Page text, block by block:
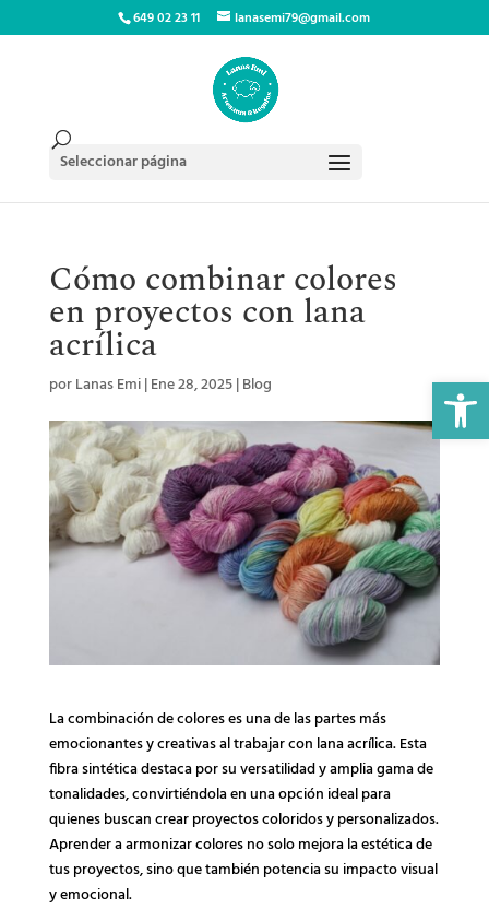
Abrir
649 02 23 11 lanasemi79@gmail.com
Seleccionar página
Cómo combinar colores
en proyectos con lana
acrílica
porLanas Emi|Ene 28, 2025|Blog
La combinación de colores es una de las partes más
emocionantes y creativas al trabajar con lana acrílica. Esta
fibra sintética destaca por su versatilidad y amplia gama de
tonalidades, convirtiéndola en una opción ideal para
quienes buscan crear proyectos coloridos y personalizados.
Aprender a armonizar colores no solo mejora la estética de
tus proyectos, sino que también potencia su impacto visual
y emocional.